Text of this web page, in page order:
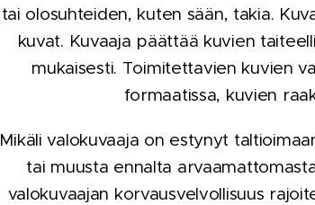
tai olosuhteiden, kuten sään, takia.
kuvat. Kuvaaja päättää kuvien
mukaisesti. Toimitettavien kuvien
formaatissa, kuvien
Mikäli valokuvaaja on estynyt
tai muusta ennalta
valokuvaajan korvausvelvollisuus